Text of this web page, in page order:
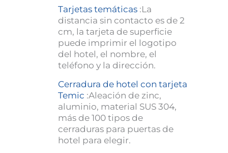
Tarjetas temáticas :La
distancia sin contacto es de 2
cm, la tarjeta de superficie
puede imprimir el logotipo
del hotel, el nombre, el
teléfono y la dirección.
Cerradura de hotel con tarjeta
Temic :Aleación de zinc,
aluminio, material SUS 304,
más de 100 tipos de
cerraduras para puertas de
hotel para elegir.